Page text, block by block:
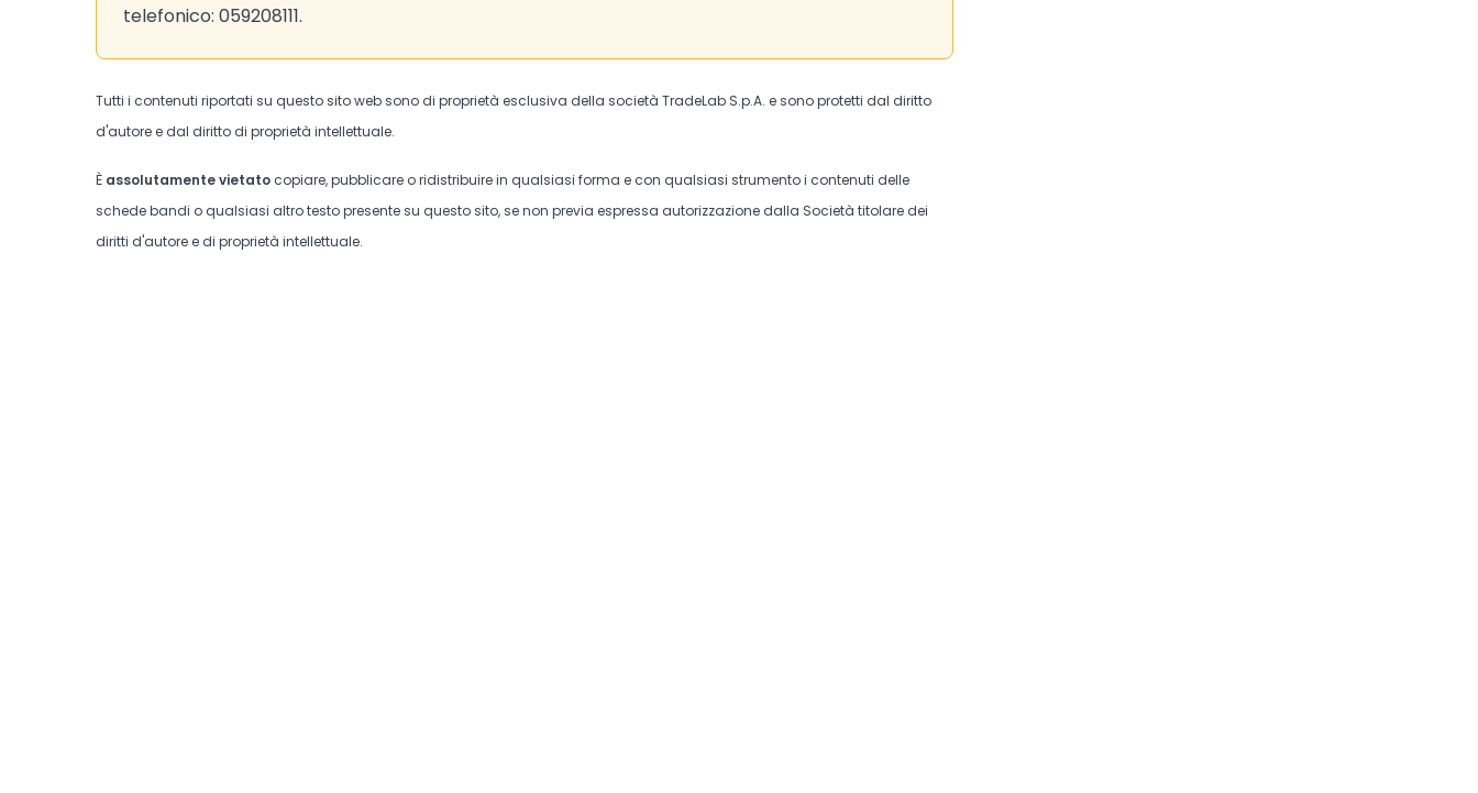
telefonico: 059208111.
Tutti i contenuti riportati su questo sito web sono di proprietà esclusiva della società TradeLab S.p.A. e sono protetti dal diritto
d'autore e dal diritto di proprietà intellettuale.
È assolutamente vietato copiare, pubblicare o ridistribuire in qualsiasi forma e con qualsiasi strumento i contenuti delle
schede bandi o qualsiasi altro testo presente su questo sito, se non previa espressa autorizzazione dalla Società titolare dei
diritti d'autore e di proprietà intellettuale.